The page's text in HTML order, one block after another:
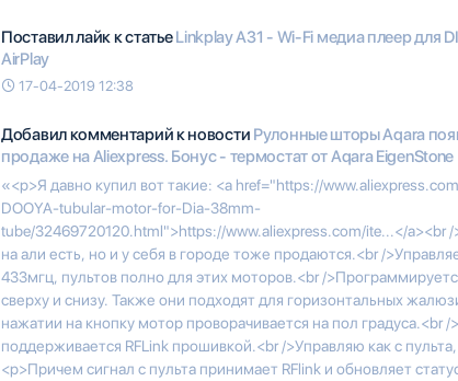
Поставил лайк к статьеLinkplay A31 - Wi-Fi медиа плеер для
AirPlay
17-04-2019 12:38
Добавил комментарий к новости Рулонные шторы Aqara
продаже на Aliexpress. Бонус - термостат от Aqara EigenStone
«<p>Я давно купил вот такие: <a href="https://
DOOYA-tubular-motor-for-Dia-38mm-
tube/32469720120.html">https://www.aliexpress.com/ite...</a><br
на али есть, но и у себя в городе тоже продаются.<br /
433мгц, пультов полно для этих моторов.<br /
сверху и снизу. Также они подходят для горизонтальных
нажатии на кнопку мотор проворачивается на пол градуса.<br
поддерживается RFLink прошивкой.<br />Управляю как с
<p>Причем сигнал с пульта принимает RFlink и обновляет